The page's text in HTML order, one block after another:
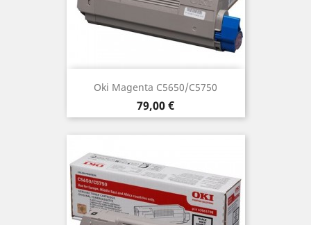
Oki Magenta C5650/C5750
Preis
79,00 €